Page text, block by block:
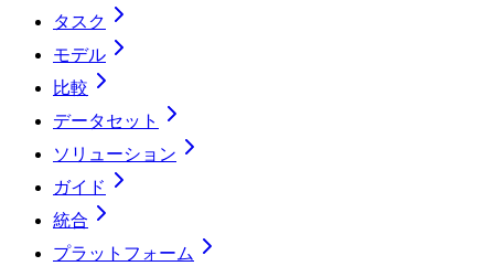
タスク
モデル
比較
データセット
ソリューション
ガイド
統合
プラットフォーム